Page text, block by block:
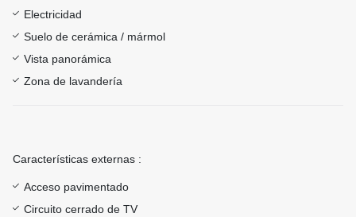
Electricidad
Suelo de cerámica / mármol
Vista panorámica
Zona de lavandería
Características externas :
Acceso pavimentado
Circuito cerrado de TV